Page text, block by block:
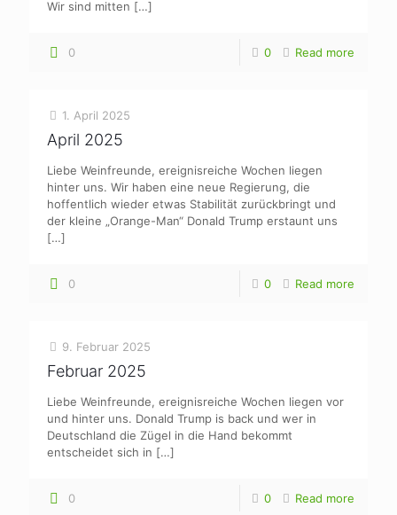
Wir sind mitten […]
0 0 Read more
1. April 2025
April 2025
Liebe Weinfreunde, ereignisreiche Wochen liegen
hinter uns. Wir haben eine neue Regierung, die
hoffentlich wieder etwas Stabilität zurückbringt und
der kleine „Orange-Man“ Donald Trump erstaunt uns
[…]
0 0 Read more
9. Februar 2025
Februar 2025
Liebe Weinfreunde, ereignisreiche Wochen liegen vor
und hinter uns. Donald Trump is back und wer in
Deutschland die Zügel in die Hand bekommt
entscheidet sich in […]
0 0 Read more